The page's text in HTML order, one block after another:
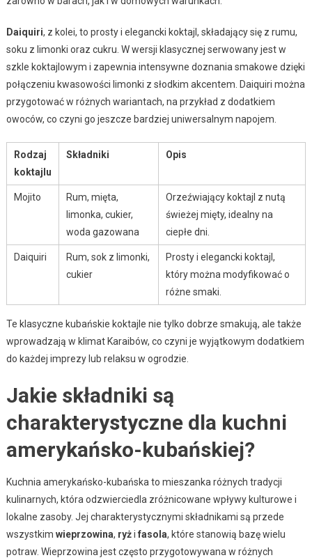
Daiquiri, z kolei, to prosty i elegancki koktajl, składający się z rumu,
soku z limonki oraz cukru. W wersji klasycznej serwowany jest w
szkle koktajlowym i zapewnia intensywne doznania smakowe dzięki
połączeniu kwasowości limonki z słodkim akcentem. Daiquiri można
przygotować w różnych wariantach, na przykład z dodatkiem
owoców, co czyni go jeszcze bardziej uniwersalnym napojem.
Rodzaj
koktajlu
Składniki Opis
Mojito
Rum, mięta,
limonka, cukier,
woda gazowana
Orzeźwiający koktajl z nutą
świeżej mięty, idealny na
ciepłe dni.
Daiquiri
Rum, sok z limonki,
cukier
Prosty i elegancki koktajl,
który można modyfikować o
różne smaki.
Te klasyczne kubańskie koktajle nie tylko dobrze smakują, ale także
wprowadzają w klimat Karaibów, co czyni je wyjątkowym dodatkiem
do każdej imprezy lub relaksu w ogrodzie.
Jakie składniki są
charakterystyczne dla kuchni
amerykańsko-kubańskiej?
Kuchnia amerykańsko-kubańska to mieszanka różnych tradycji
kulinarnych, która odzwierciedla zróżnicowane wpływy kulturowe i
lokalne zasoby. Jej charakterystycznymi składnikami są przede
wszystkim wieprzowina, ryżi fasola, które stanowią bazę wielu
potraw. Wieprzowina jest często przygotowywana w różnych